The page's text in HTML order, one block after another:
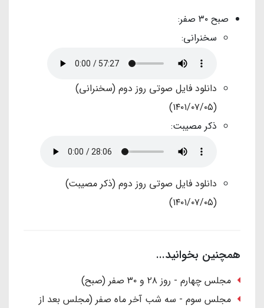
صبح ۳۰ صفر:
سخنرانی:
دانلود فایل صوتی روز دوم (سخنرانی)
(۱۴۰۱/۰۷/۰۵)
ذکر مصیبت:
دانلود فایل صوتی روز دوم (ذکر مصیبت)
(۱۴۰۱/۰۷/۰۵)
همچنین بخوانید...
مجلس چهارم - روز ۲۸ و ۳۰ صفر (صبح)
مجلس سوم - سه شب آخر ماه صفر (مجلس بعد از